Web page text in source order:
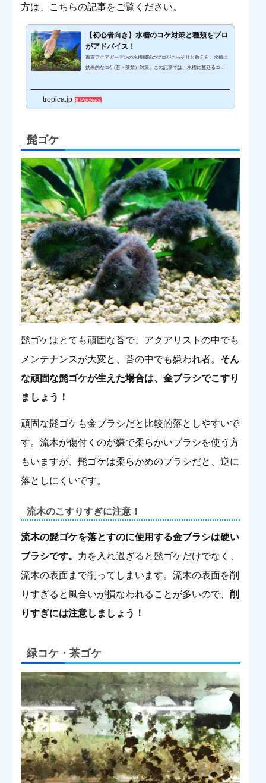
方は、こちらの記事をご覧ください。
【初心者向き】水槽のコケ対策と種類をプロ
がアドバイス！
東京アクアガーデンの水槽掃除のプロがこっそりと教える、水槽に
効果的なコケ(苔・藻類）対策。この記事では、水槽に蔓延るコケ
りたい、水槽のコケを掃除したい、水槽のガラスのコケをどうにか
したい…そんなお悩みをお持ちの方はぜひご覧ください！コケと水
tropica.jp 8 Pockets
髭ゴケ
髭ゴケはとても頑固な苔で、アクアリストの中でも
メンテナンスが大変と、苔の中でも嫌われ者。 そん
な頑固な髭ゴケが生えた場合は、金ブラシでこすり
ましょう！
頑固な髭ゴケも金ブラシだと比較的落としやすいで
す。流木が傷付くのが嫌で柔らかいブラシを使う方
もいますが、髭ゴケは柔らかめのブラシだと、逆に
落としにくいです。
流木のこすりすぎに注意！
流木の髭ゴケを落とすのに使用する金ブラシは硬い
ブラシです。 力を入れ過ぎると髭ゴケだけでなく、
流木の表面まで削ってしまいます。流木の表面を削
りすぎると風合いが損なわれることが多いので、 削
りすぎには注意しましょう！
緑コケ・茶ゴケ